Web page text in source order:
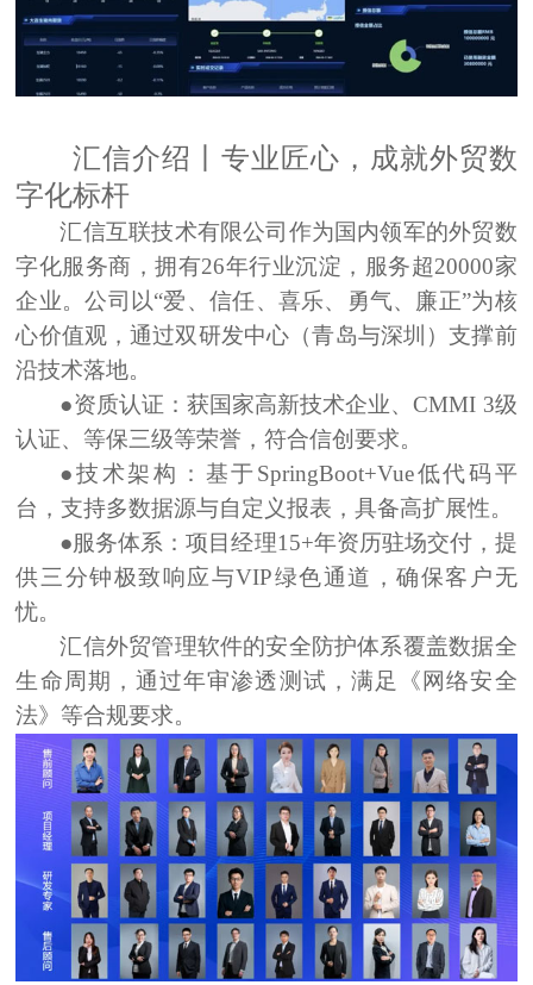
汇信介绍 丨专业匠心，成就外贸数
字化标杆
汇信互联技术有限公司作为国内领军的外贸数
字化服务商，拥有26年行业沉淀，服务超20000家
企业。公司以“爱、信任、喜乐、勇气、廉正”为核
心价值观，通过双研发中心（青岛与深圳）支撑前
沿技术落地。
●资质认证： 获国家高新技术企业、CMMI 3级
认证、等保三级等荣誉，符合信创要求。
●技术架构： 基于SpringBoot+Vue低代码平
台，支持多数据源与自定义报表，具备高扩展性。
●服务体系：项目经理15+年资历驻场交付，提
供三分钟极致响应与VIP绿色通道，确保客户无
忧。
汇信外贸管理软件的安全防护体系覆盖数据全
生命周期，通过年审渗透测试，满足《网络安全
法》等合规要求。